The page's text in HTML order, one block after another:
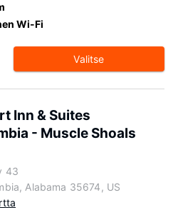
Wi-Fi
Valitse
Inn & Suites
- Muscle Shoals
43
Alabama 35674, US